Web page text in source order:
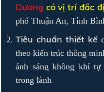
Dương có vị trí đắc
phố Thuận An, Tỉnh
Tiêu chuẩn thiết kế
theo kiến trúc thông
ánh sáng không khí
trong lành